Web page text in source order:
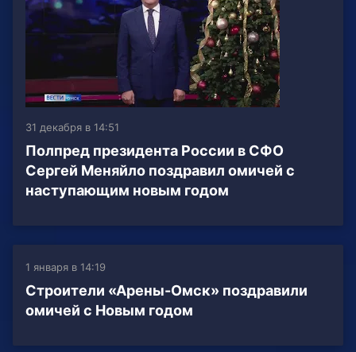
31 декабря в 14:51
Полпред президента России в СФО
Сергей Меняйло поздравил омичей с
наступающим новым годом
1 января в 14:19
Строители «Арены-Омск» поздравили
омичей с Новым годом